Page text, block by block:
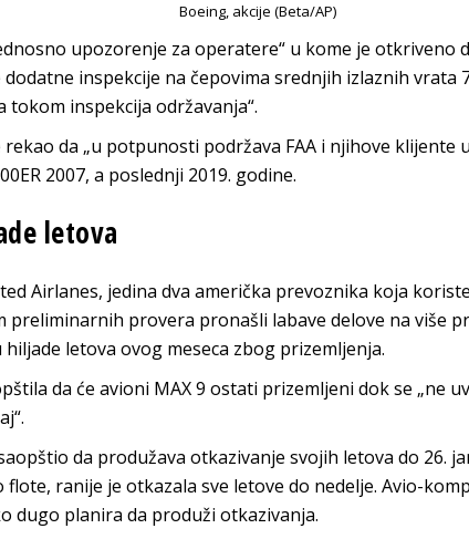
Boeing, akcije (Beta/AP)
upozorenje za operatere“ u kome je otkriveno
inspekcije na čepovima srednjih izlaznih vrata
tokom inspekcija održavanja“.
da „u potpunosti podržava FAA i njihove klijente
2007, a poslednji 2019. godine.
letova
Airlanes, jedina dva američka prevoznika koja
preliminarnih provera pronašli labave delove na više
letova ovog meseca zbog prizemljenja.
da će avioni MAX 9 ostati prizemljeni dok se „ne
da produžava otkazivanje svojih letova do 26.
flote, ranije je otkazala sve letove do nedelje. Avio-
dugo planira da produži otkazivanja.